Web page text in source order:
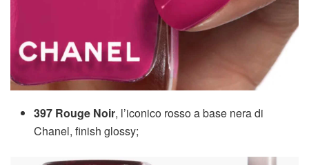
397 Rouge Noir, l’iconico rosso a base nera di
Chanel, finish glossy;